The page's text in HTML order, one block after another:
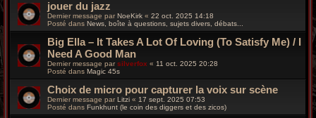
jouer du jazz
Dernier message par NoeKirk « 22 oct. 2025 14:18
Posté dans News, boîte à questions, sujets divers, débats...
Big Ella – It Takes A Lot Of Loving (To Satisfy Me) / I
Need A Good Man
Dernier message par silverfox « 11 oct. 2025 20:28
Posté dans Magic 45s
Choix de micro pour capturer la voix sur scène
Dernier message par Litzi « 17 sept. 2025 07:53
Posté dans Funkhunt (le coin des diggers et des zicos)